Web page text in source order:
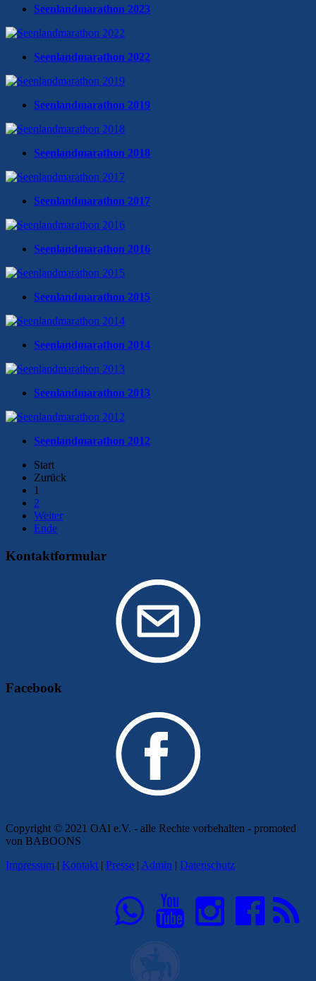
Seenlandmarathon 2023
Seenlandmarathon 2022
Seenlandmarathon 2019
Seenlandmarathon 2018
Seenlandmarathon 2017
Seenlandmarathon 2016
Seenlandmarathon 2015
Seenlandmarathon 2014
Seenlandmarathon 2013
Seenlandmarathon 2012
Start
Zurück
1
2
Weiter
Ende
Kontaktformular
Facebook
Copyright © 2021 OAI e.V. - alle Rechte vorbehalten - promoted
von BABOONS
Impressum | Kontakt | Presse | Admin | Datenschutz